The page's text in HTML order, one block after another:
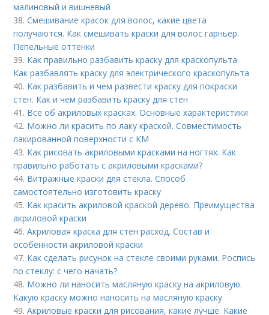
малиновый и вишневый
38.Смешивание красок для волос, какие цвета
получаются. Как смешивать краски для волос гарньер.
Пепельные оттенки
39. Как правильно разбавить краску для краскопульта.
Как разбавлять краску для электрического краскопульта
40. Как разбавить и чем развести краску для покраски
стен. Как и чем разбавить краску для стен
41. Все об акриловых красках. Основные характеристики
42. Можно ли красить по лаку краской. Совместимость
лакированной поверхности с КМ
43. Как рисовать акриловыми красками на ногтях. Как
правильно работать с акриловыми красками?
44. Витражные краски для стекла. Способ
самостоятельно изготовить краску
45. Как красить акриловой краской дерево. Преимущества
акриловой краски
46.Акриловая краска для стен расход. Состав и
особенности акриловой краски
47. Как сделать рисунок на стекле своими руками. Роспись
по стеклу: с чего начать?
48. Можно ли наносить масляную краску на акриловую.
Какую краску можно наносить на масляную краску
49.Акриловые краски для рисования, какие лучше. Какие